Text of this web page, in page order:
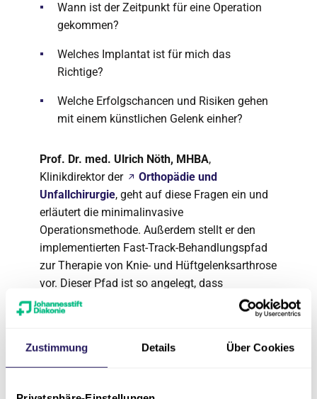
Zustimmung Details Über Cookies
Wann ist der Zeitpunkt für eine Operation
gekommen?
Welches Implantat ist für mich das
Richtige?
Welche Erfolgschancen und Risiken gehen
mit einem künstlichen Gelenk einher?
Prof. Dr. med. Ulrich Nöth, MHBA,
Klinikdirektor der
Orthopädie und
Unfallchirurgie, geht auf diese Fragen ein und
erläutert die minimalinvasive
Operationsmethode. Außerdem stellt er den
implementierten Fast-Track-Behandlungspfad
zur Therapie von Knie- und Hüftgelenksarthrose
vor. Dieser Pfad ist so angelegt, dass
Patient*innen bereits wenige Stunden nach
einer Operation wieder laufen können. Damit
wie Thrombose können vermieden werden.